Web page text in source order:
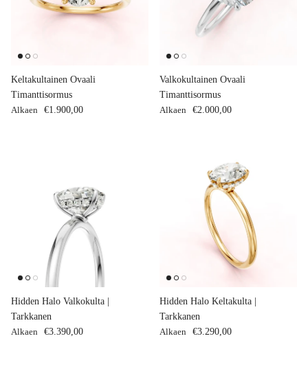
Keltakultainen Ovaali
Timanttisormus
Normaalihinta
Alkaen €1.900,00
Valkokultainen Ovaali
Timanttisormus
Normaalihinta
Alkaen €2.000,00
Hidden Halo Valkokulta |
Tarkkanen
Normaalihinta
Alkaen €3.390,00
Hidden Halo Keltakulta |
Tarkkanen
Normaalihinta
Alkaen €3.290,00